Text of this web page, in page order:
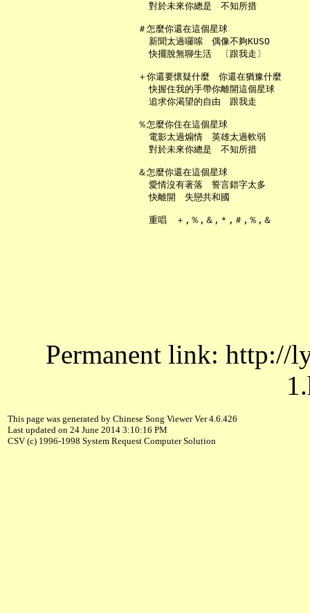
     對於未來你總是　不知所措
   ＃怎麼你還在這個星球
     新聞太過囉嗦　偶像不夠KUSO
     快擺脫無聊生活　〔跟我走〕
   ＋你還要懷疑什麼　你還在猶豫什麼
     快握住我的手帶你離開這個星球
     追求你渴望的自由　跟我走
   ％怎麼你住在這個星球
     電影太過煽情　英雄太過軟弱
     對於未來你總是　不知所措
   ＆怎麼你還在這個星球
     愛情沒有著落　誓言錯字太多
     快離開　失戀共和國
Permanent link: http://
This page was generated by Chinese Song Viewer Ver 4.6.426
Last updated on 24 June 2014 3:10:16 PM
CSV (c) 1996-1998 System Request Computer Solution